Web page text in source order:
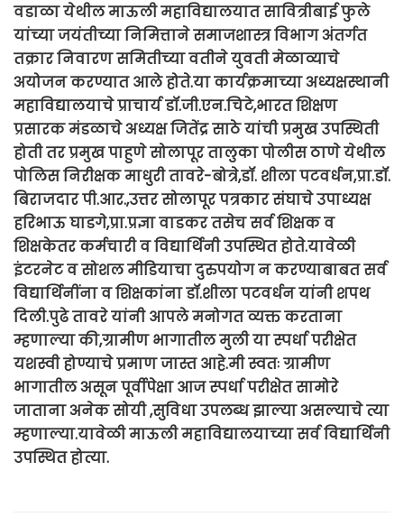
वडाळा येथील माऊली महाविद्यालयात सावित्रीबाई फुले
यांच्या जयंतीच्या निमित्ताने समाजशास्त्र विभाग अंतर्गत
तक्रार निवारण समितीच्या वतीने युवती मेळाव्याचे
अयोजन करण्यात आले होते.या कार्यक्रमाच्या अध्यक्षस्थानी
महाविद्यालयाचे प्राचार्य डॉ.जी.एन.चिटे,भारत शिक्षण
प्रसारक मंडळाचे अध्यक्ष जितेंद्र साठे यांची प्रमुख उपस्थिती
होती तर प्रमुख पाहुणे सोलापूर तालुका पोलीस ठाणे येथील
पोलिस निरीक्षक माधुरी तावरे-बोत्रे,डॉ. शीला पटवर्धन,प्रा.डॉ.
बिराजदार पी.आर.,उत्तर सोलापूर पत्रकार संघाचे उपाध्यक्ष
हरिभाऊ घाडगे,प्रा.प्रज्ञा वाडकर तसेच सर्व शिक्षक व
शिक्षकेतर कर्मचारी व विद्यार्थिनी उपस्थित होते.यावेळी
इंटरनेट व सोशल मीडियाचा दुरुपयोग न करण्याबाबत सर्व
विद्यार्थिनींना व शिक्षकांना डॉ.शीला पटवर्धन यांनी शपथ
दिली.पुढे तावरे यांनी आपले मनोगत व्यक्त करताना
म्हणाल्या की,ग्रामीण भागातील मुली या स्पर्धा परीक्षेत
यशस्वी होण्याचे प्रमाण जास्त आहे.मी स्वतः ग्रामीण
भागातील असून पूर्वीपेक्षा आज स्पर्धा परीक्षेत सामोरे
जाताना अनेक सोयी ,सुविधा उपलब्ध झाल्या असल्याचे त्या
म्हणाल्या.यावेळी माऊली महाविद्यालयाच्या सर्व विद्यार्थिनी
उपस्थित होत्या.